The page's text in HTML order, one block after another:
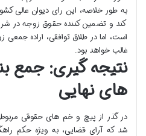
به طور خلاصه، این رای دیوان عالی
کند و تضمین کننده حقوق زوجه در
است، اما در طلاق توافقی، اراده
غالب خواهد بود.
نتیجه گیری: جمع
های نهایی
در گذر از پیچ و خم های حقوقی